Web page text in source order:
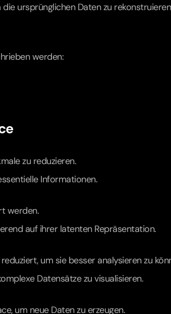
ursprünglichen Daten zu
werden:
zu reduzieren.
Informationen.
werden.
auf ihrer latenten Repräsentation.
um sie besser analysieren zu
Datensätze zu visualisieren.
um neue Daten zu erzeugen.